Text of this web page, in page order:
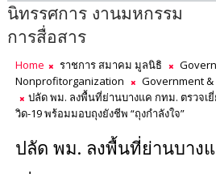
นิทรรศการ งานมหกรรม
การสื่อสาร
Home ราชการ สมาคม มูลนิธิ
Nonprofitorganization
Government &
ปลัด พม. ลงพื้นที่ย่านบางแค กทม. ตรวจเ
วิด-19 พร้อมมอบถุงยังชีพ “ถุงกำลังใจ”
ปลัด พม. ลงพื้นที่ย่านบาง